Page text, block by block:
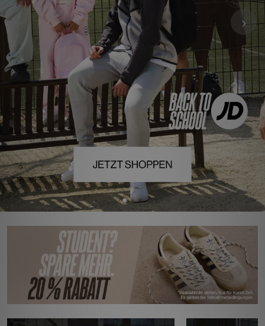
›
Bestsellers
JD Exklusives
Fußball
Sport
Lade Die APP
Geschenkkarte
Filialfinder
Mein JD
Bestellverfolgung
Hilfe & Kontakt
Trending Styles